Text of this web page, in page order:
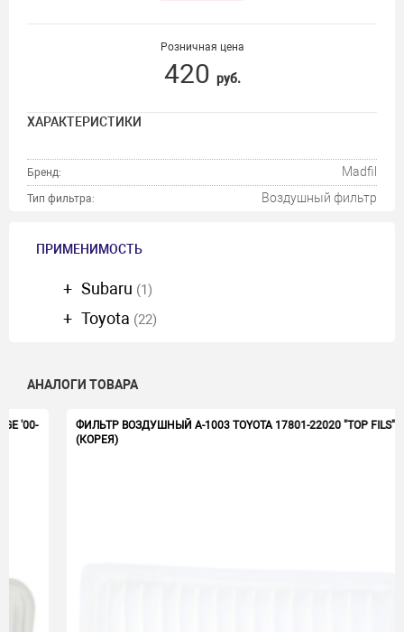
Розничная цена
420 руб.
ХАРАКТЕРИСТИКИ
Бренд: Madfil
Тип фильтра: Воздушный фильтр
ПРИМЕНИМОСТЬ
Subaru (1)
Toyota (22)
АНАЛОГИ ТОВАРА
ФИЛЬТР ВОЗДУШНЫЙ A-1003 TOYOTA 17801-22020 "TOP FILS"